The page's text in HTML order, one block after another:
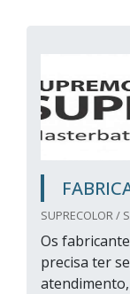
SUPRECOLOR /
Os
precisa ter